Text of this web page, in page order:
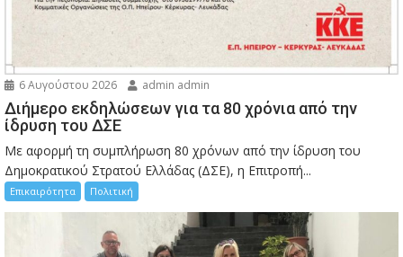
6 Αυγούστου 2026 admin admin
Διήμερο εκδηλώσεων για τα 80 χρόνια από την
ίδρυση του ΔΣΕ
Με αφορμή τη συμπλήρωση 80 χρόνων από την ίδρυση του
Δημοκρατικού Στρατού Ελλάδας (ΔΣΕ), η Επιτροπή...
Επικαιρότητα Πολιτική